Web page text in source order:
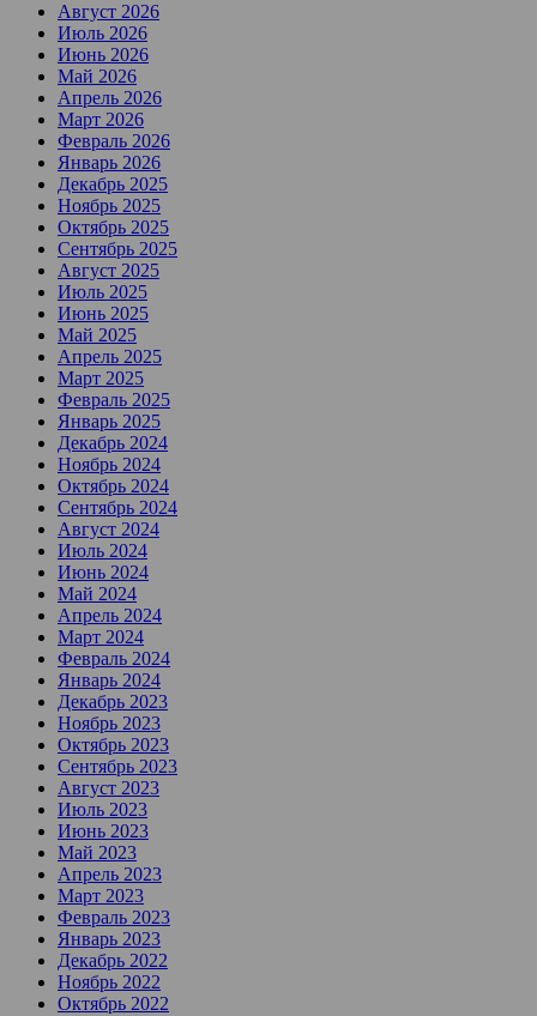
Август 2026
Июль 2026
Июнь 2026
Май 2026
Апрель 2026
Март 2026
Февраль 2026
Январь 2026
Декабрь 2025
Ноябрь 2025
Октябрь 2025
Сентябрь 2025
Август 2025
Июль 2025
Июнь 2025
Май 2025
Апрель 2025
Март 2025
Февраль 2025
Январь 2025
Декабрь 2024
Ноябрь 2024
Октябрь 2024
Сентябрь 2024
Август 2024
Июль 2024
Июнь 2024
Май 2024
Апрель 2024
Март 2024
Февраль 2024
Январь 2024
Декабрь 2023
Ноябрь 2023
Октябрь 2023
Сентябрь 2023
Август 2023
Июль 2023
Июнь 2023
Май 2023
Апрель 2023
Март 2023
Февраль 2023
Январь 2023
Декабрь 2022
Ноябрь 2022
Октябрь 2022